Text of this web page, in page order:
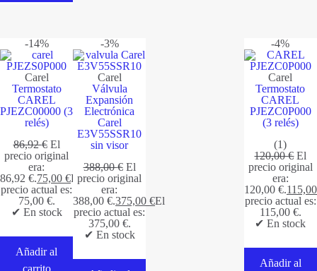
-14%
Carel
Termostato
CAREL
PJEZC00000 (3
relés)
86,92€ El
precio original
era:
86,92 €.75,00 €El
precio actual es:
75,00 €.
✔ En stock
Añadir al
carrito
-4%
Carel
Termostato
CAREL
PJEZC0P000
(3 relés)
(1)
120,00€ El
precio original
era:
120,00 €.
precio actual es:
115,00 €.
✔ En stock
Añadir al
-3%
Carel
Válvula
Expansión
Electrónica
Carel
E3V55SSR10
sin visor
388,00€ El
precio original
era:
388,00 €.375,00€El
precio actual es:
375,00 €.
✔ En stock